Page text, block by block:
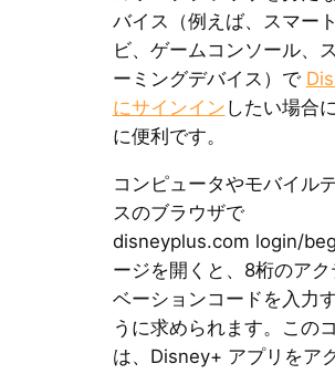
バイス（例えば、スマー
ビ、ゲームコンソール、
ーミングデバイス）で
にサインイン したい場合
に便利です。
コンピュータやモバイル
スのブラウザで
disneyplus.com login/
ージを開くと、8桁のアク
ベーションコードを入力
うに求められます。この
は、Disney+ アプリをア